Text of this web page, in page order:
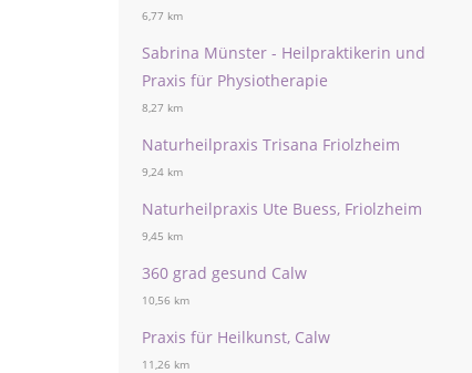
6,77 km
Sabrina Münster - Heilpraktikerin und
Praxis für Physiotherapie
8,27 km
Naturheilpraxis Trisana Friolzheim
9,24 km
Naturheilpraxis Ute Buess, Friolzheim
9,45 km
360 grad gesund Calw
10,56 km
Praxis für Heilkunst, Calw
11,26 km